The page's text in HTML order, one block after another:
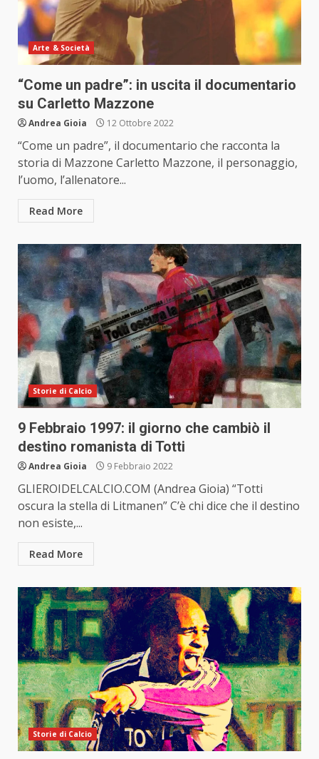
Arte & Società
“Come un padre”: in uscita il documentario
su Carletto Mazzone
Andrea Gioia 12 Ottobre 2022
“Come un padre”, il documentario che racconta la
storia di Mazzone Carletto Mazzone, il personaggio,
l’uomo, l’allenatore...
Read More
Storie di Calcio
9 Febbraio 1997: il giorno che cambiò il
destino romanista di Totti
Andrea Gioia 9 Febbraio 2022
GLIEROIDELCALCIO.COM (Andrea Gioia) “Totti
oscura la stella di Litmanen” C’è chi dice che il destino
non esiste,...
Read More
Storie di Calcio